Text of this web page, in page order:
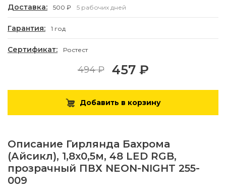
Доставка: 500 ₽ 5 рабочих дней
Гарантия: 1 год
Сертификат: Ростест
494 ₽ 457 ₽
Добавить в корзину
Описание Гирлянда Бахрома
(Айсикл), 1,8х0,5м, 48 LED RGB,
прозрачный ПВХ NEON-NIGHT 255-
009